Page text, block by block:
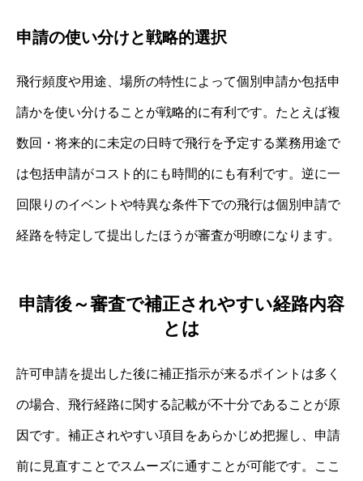
申請の使い分けと戦略的選択
飛行頻度や用途、場所の特性によって個別申請か包括申
請かを使い分けることが戦略的に有利です。たとえば複
数回・将来的に未定の日時で飛行を予定する業務用途で
は包括申請がコスト的にも時間的にも有利です。逆に一
回限りのイベントや特異な条件下での飛行は個別申請で
経路を特定して提出したほうが審査が明瞭になります。
申請後～審査で補正されやすい経路内容
とは
許可申請を提出した後に補正指示が来るポイントは多く
の場合、飛行経路に関する記載が不十分であることが原
因です。補正されやすい項目をあらかじめ把握し、申請
前に見直すことでスムーズに通すことが可能です。ここ